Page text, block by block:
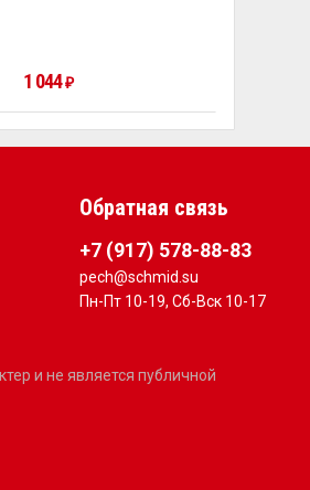
1 044₽
Обратная связь
+7 (917) 578-88-83
pech@schmid.su
Пн-Пт 10-19, Сб-Вск 10-17
и не является публичной